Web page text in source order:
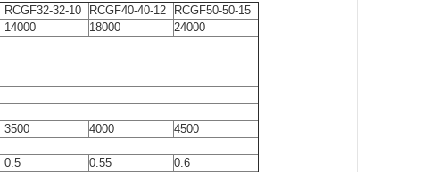
RCGF32-32-10 RCGF40-40-12
RCGF50-50-15
14000 18000
24000
3500 4000
4500
0.5 0.55
0.6